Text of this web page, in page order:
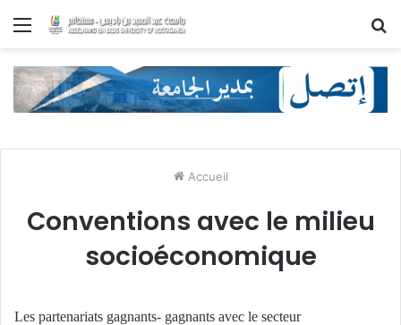
Menu
Accueil
Conventions avec le milieu
socioéconomique
Les partenariats gagnants- gagnants avec le secteur